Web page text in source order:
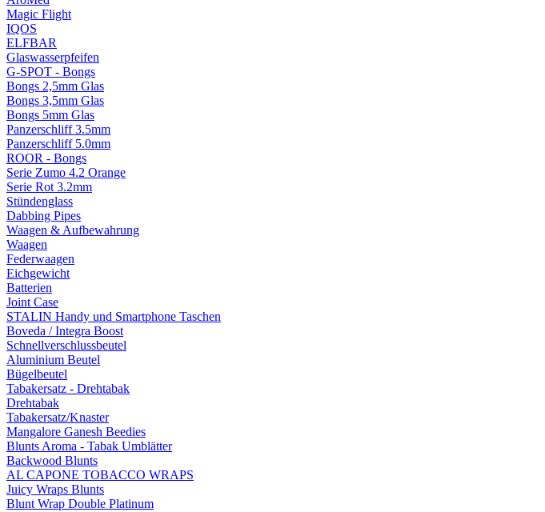
Magic Flight
IQOS
ELFBAR
Glaswasserpfeifen
G-SPOT - Bongs
Bongs 2,5mm Glas
Bongs 3,5mm Glas
Bongs 5mm Glas
Panzerschliff 3.5mm
Panzerschliff 5.0mm
ROOR - Bongs
Serie Zumo 4.2 Orange
Serie Rot 3.2mm
Stündenglass
Dabbing Pipes
Waagen & Aufbewahrung
Waagen
Federwaagen
Eichgewicht
Batterien
Joint Case
STALIN Handy und Smartphone Taschen
Boveda / Integra Boost
Schnellverschlussbeutel
Aluminium Beutel
Bügelbeutel
Tabakersatz - Drehtabak
Drehtabak
Tabakersatz/Knaster
Mangalore Ganesh Beedies
Blunts Aroma - Tabak Umblätter
Backwood Blunts
AL CAPONE TOBACCO WRAPS
Juicy Wraps Blunts
Blunt Wrap Double Platinum